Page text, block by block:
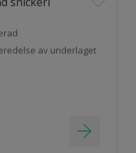
av underlaget